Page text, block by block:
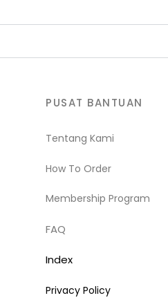
PUSAT BANTUAN
Tentang Kami
How To Order
Membership Program
FAQ
Index
Privacy Policy